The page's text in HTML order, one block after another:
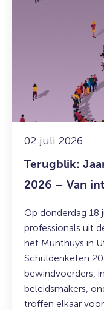
02 juli 2026
Terugblik:
2026 – Van
Op donderdag 18
professionals uit
het Munthuys in
Schuldenketen
bewindvoerders,
beleidsmakers,
troffen elkaar
naar
impact